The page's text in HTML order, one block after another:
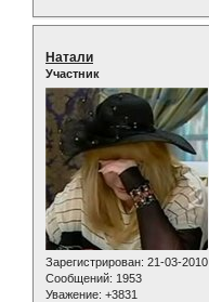
Натали
Участник
Зарегистрирован: 21-03-2010
Сообщений: 1953
Уважение: +3831